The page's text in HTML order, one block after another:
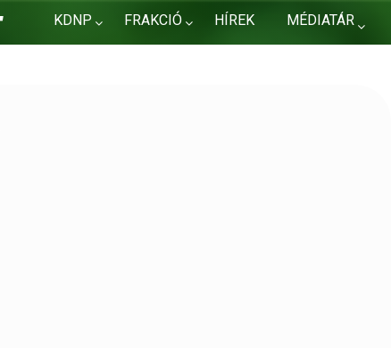
KDNP FRAKCIÓ HÍREK MÉDIATÁR